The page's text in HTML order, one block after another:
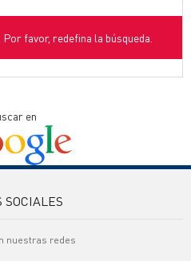
favor, redefina la búsqueda.
en
SOCIALES
nuestras redes